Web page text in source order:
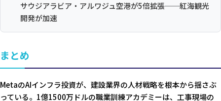
サウジアラビア・アルワジュ空港が5倍拡張──紅海観光
開発が加速
まとめ
MetaのAIインフラ投資が、建設業界の人材戦略を根本から揺さぶ
っている。1億1500万ドルの職業訓練アカデミーは、工事現場の